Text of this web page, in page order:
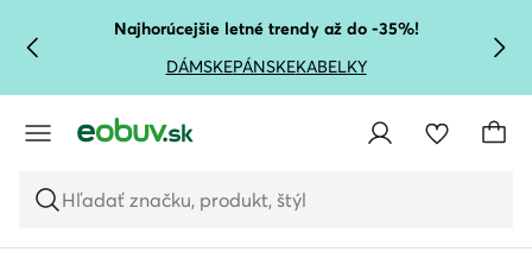
PREJSŤ NA HLAVNÝ OBSAH
PREJSŤ NA VYHĽADÁVANIE
Najhorúcejšie letné trendy až do -35%!
DÁMSKEPÁNSKEKABELKY
Hľadať značku, produkt, štýl